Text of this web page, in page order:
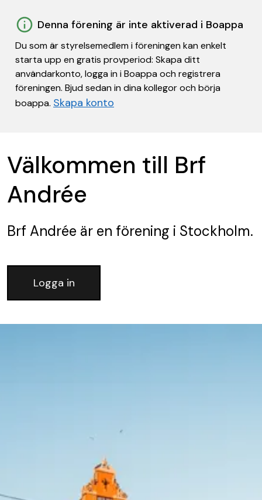
Denna förening är inte aktiverad i Boappa
Du som är styrelsemedlem i föreningen kan enkelt
starta upp en gratis provperiod: Skapa ditt
användarkonto, logga in i Boappa och registrera
föreningen. Bjud sedan in dina kollegor och börja
boappa. Skapa konto
Välkommen till Brf
Andrée
Brf Andrée är en förening i Stockholm.
Logga in